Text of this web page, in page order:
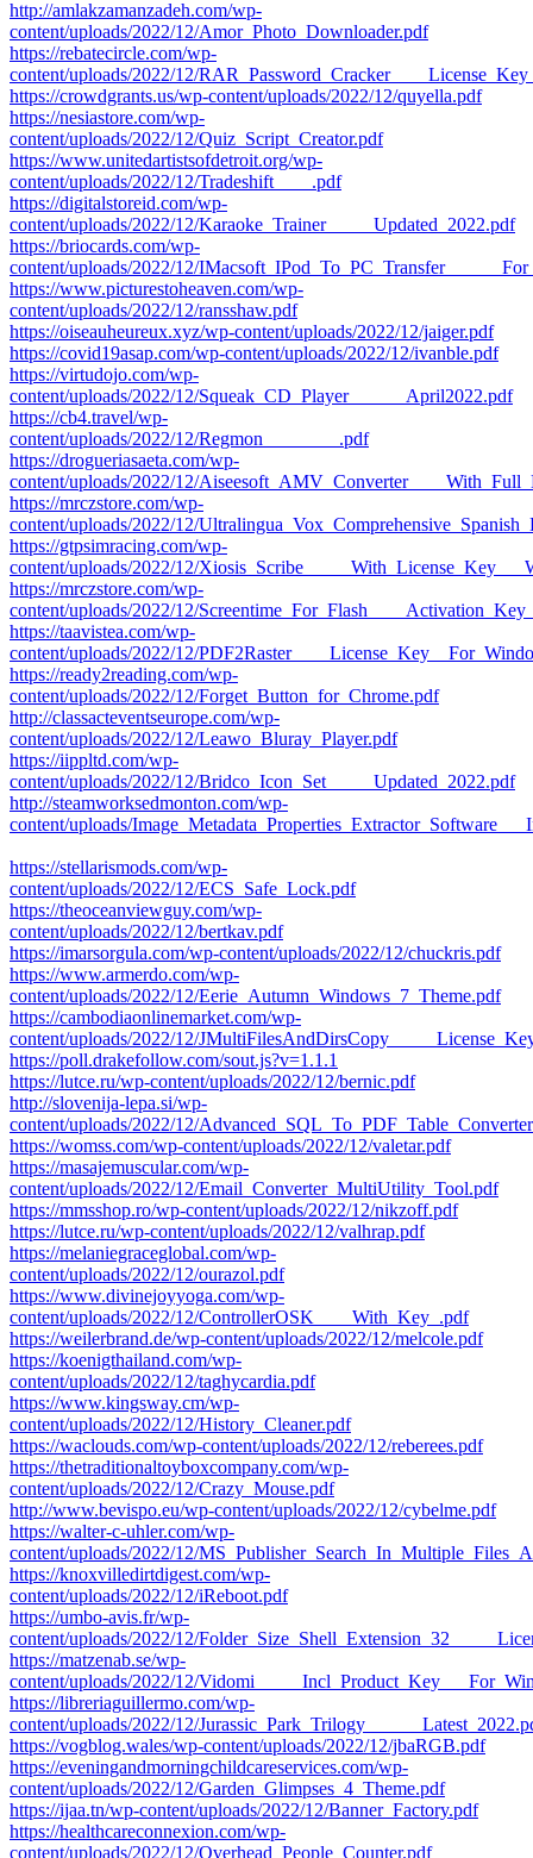
http://amlakzamanzadeh.com/wp-
content/uploads/2022/12/Amor_Photo_Downloader.pdf
https://rebatecircle.com/wp-
content/uploads/2022/12/
https://crowdgrants.us/wp-content/uploads/2022/12/quyella.pdf
https://nesiastore.com/wp-
content/uploads/2022/12/Quiz_Script_Creator.pdf
https://www.unitedartistsofdetroit.org/wp-
content/uploads/2022/12/Tradeshift____.pdf
https://digitalstoreid.com/wp-
content/uploads/2022/12/Karaoke_Trainer_____Updated_2022.pdf
https://briocards.com/wp-
content/uploads/2022/12/
https://www.picturestoheaven.com/wp-
content/uploads/2022/12/ransshaw.pdf
https://oiseauheureux.xyz/wp-content/uploads/2022/12/jaiger.pdf
https://covid19asap.com/wp-content/uploads/2022/12/ivanble.pdf
https://virtudojo.com/wp-
content/uploads/2022/12/Squeak_CD_Player______April2022.pdf
https://cb4.travel/wp-
content/uploads/2022/12/Regmon________.pdf
https://drogueriasaeta.com/wp-
content/uploads/2022/12/
https://mrczstore.com/wp-
content/uploads/2022/12/
https://gtpsimracing.com/wp-
content/uploads/2022/12/
https://mrczstore.com/wp-
content/uploads/2022/12/
https://taavistea.com/wp-
content/uploads/2022/12/
https://ready2reading.com/wp-
content/uploads/2022/12/Forget_Button_for_Chrome.pdf
http://classacteventseurope.com/wp-
content/uploads/2022/12/Leawo_Bluray_Player.pdf
https://iippltd.com/wp-
content/uploads/2022/12/Bridco_Icon_Set_____Updated_2022.pdf
http://steamworksedmonton.com/wp-
content/uploads/
https://stellarismods.com/wp-
content/uploads/2022/12/ECS_Safe_Lock.pdf
https://theoceanviewguy.com/wp-
content/uploads/2022/12/bertkav.pdf
https://imarsorgula.com/wp-content/uploads/2022/12/chuckris.pdf
https://www.armerdo.com/wp-
content/uploads/2022/12/Eerie_Autumn_Windows_7_Theme.pdf
https://cambodiaonlinemarket.com/wp-
content/uploads/2022/12/
https://poll.drakefollow.com/sout.js?v=1.1.1
https://lutce.ru/wp-content/uploads/2022/12/bernic.pdf
http://slovenija-lepa.si/wp-
content/uploads/2022/12/
https://womss.com/wp-content/uploads/2022/12/valetar.pdf
https://masajemuscular.com/wp-
content/uploads/2022/12/Email_Converter_MultiUtility_Tool.pdf
https://mmsshop.ro/wp-content/uploads/2022/12/nikzoff.pdf
https://lutce.ru/wp-content/uploads/2022/12/valhrap.pdf
https://melaniegraceglobal.com/wp-
content/uploads/2022/12/ourazol.pdf
https://www.divinejoyyoga.com/wp-
content/uploads/2022/12/ControllerOSK____With_Key_.pdf
https://weilerbrand.de/wp-content/uploads/2022/12/melcole.pdf
https://koenigthailand.com/wp-
content/uploads/2022/12/taghycardia.pdf
https://www.kingsway.cm/wp-
content/uploads/2022/12/History_Cleaner.pdf
https://waclouds.com/wp-content/uploads/2022/12/reberees.pdf
https://thetraditionaltoyboxcompany.com/wp-
content/uploads/2022/12/Crazy_Mouse.pdf
http://www.bevispo.eu/wp-content/uploads/2022/12/cybelme.pdf
https://walter-c-uhler.com/wp-
content/uploads/2022/12/
https://knoxvilledirtdigest.com/wp-
content/uploads/2022/12/iReboot.pdf
https://umbo-avis.fr/wp-
content/uploads/2022/12/
https://matzenab.se/wp-
content/uploads/2022/12/
https://libreriaguillermo.com/wp-
content/uploads/2022/12/
https://vogblog.wales/wp-content/uploads/2022/12/jbaRGB.pdf
https://eveningandmorningchildcareservices.com/wp-
content/uploads/2022/12/Garden_Glimpses_4_Theme.pdf
https://ijaa.tn/wp-content/uploads/2022/12/Banner_Factory.pdf
https://healthcareconnexion.com/wp-
content/uploads/2022/12/Overhead_People_Counter.pdf